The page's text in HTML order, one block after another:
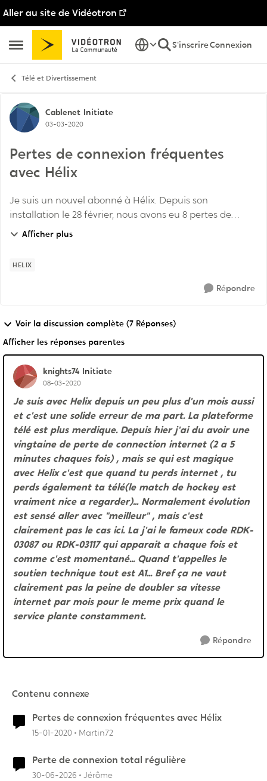
Aller au site de Vidéotron
Ouvrir Menu Latéral
Passer au contenu
S'inscrireConnexion
Télé et Divertissement
Discussion de forum
Cablenet Initiate
03-03-2020
Pertes de connexion fréquentes
avec Hélix
Je suis un nouvel abonné à Hélix. Depuis son
installation le 28 février, nous avons eu 8 pertes de
connexion. Redémarrer la borne ou me mentionner que
Afficher plus
HELIX
Répondre
Voir la discussion complète (7 Réponses)
Afficher les réponses parentes
knights74 Initiate
08-03-2020
Je suis avec Helix depuis un peu plus d'un mois aussi
et c'est une solide erreur de ma part. La plateforme
télé est plus merdique. Depuis hier j'ai du avoir une
vingtaine de perte de connection internet (2 a 5
minutes chaques fois) , mais se qui est magique
avec Helix c'est que quand tu perds internet , tu
perds également ta télé(le match de hockey est
vraiment nice a regarder)... Normalement évolution
est sensé aller avec "meilleur" , mais c'est
clairement pas le cas ici. La j'ai le fameux code RDK-
03087 ou RDK-03117 qui apparait a chaque fois et
comme c'est momentané... Quand t'appelles le
soutien technique tout est A1... Bref ça ne vaut
clairement pas la peine de doubler sa vitesse
internet par mois pour le meme prix quand le
service plante constamment.
Répondre
Contenu connexe
Pertes de connexion fréquentes avec Hélix
15-01-2020 Martin72
Perte de connexion total régulière
30-06-2026 Jérôme